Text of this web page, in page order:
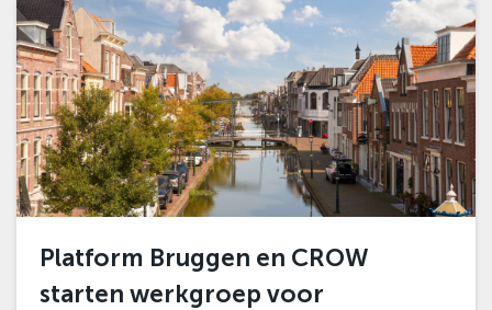
Platform Bruggen en CROW
starten werkgroep voor